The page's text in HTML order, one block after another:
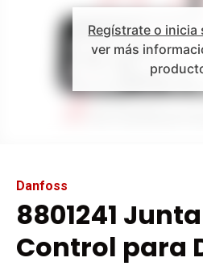
Regístrate o inicia
ver más
Danfoss
8801241
Control para